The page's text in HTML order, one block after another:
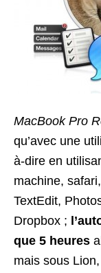
MacBook Pro
qu’avec une
à-dire en
machine,
TextEdit,
Dropbox ;
que 5 heures
mais sous